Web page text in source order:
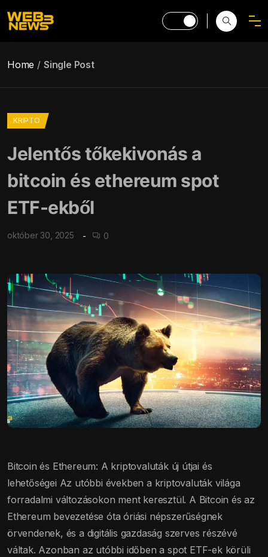
Home Single Post
KRIPTO
Jelentős tőkekivonás a
bitcoin és ethereum spot
ETF-ekből
október 30, 2025 0
Bitcoin és Ethereum: A kriptovaluták új útjai és
lehetőségei Az utóbbi években a kriptovaluták világa
forradalmi változásokon ment keresztül. A Bitcoin és az
Ethereum bevezetése óta óriási népszerűségnek
örvendenek, és a digitális gazdaság szerves részévé
váltak. Azonban az utóbbi időben a spot ETF-ek körüli